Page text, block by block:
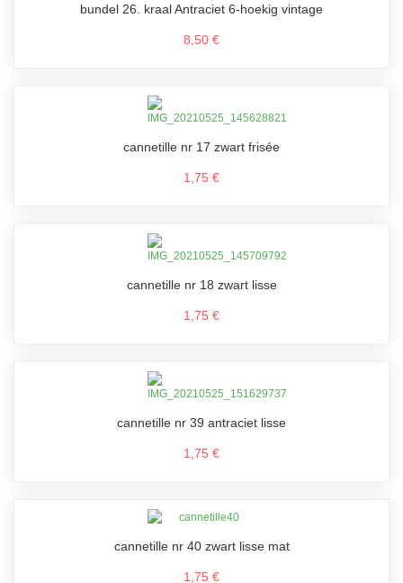
bundel 26. kraal Antraciet 6-hoekig vintage
8,50 €
cannetille nr 17 zwart frisée
1,75 €
cannetille nr 18 zwart lisse
1,75 €
cannetille nr 39 antraciet lisse
1,75 €
cannetille nr 40 zwart lisse mat
1,75 €